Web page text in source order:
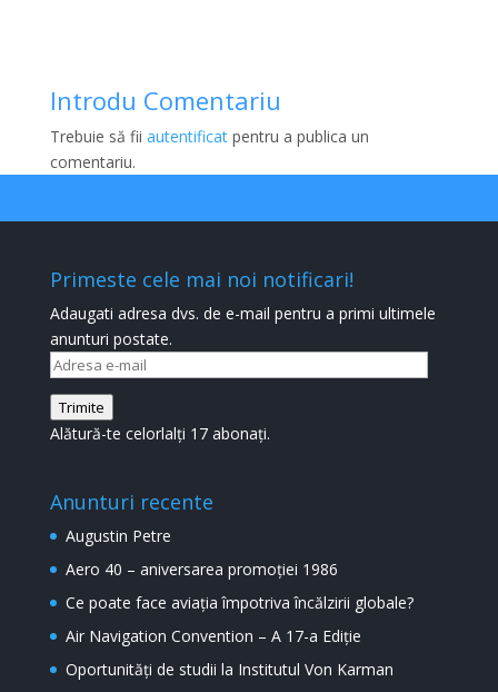
Introdu Comentariu
Trebuie să fii autentificatpentru a publica un
comentariu.
Primeste cele mai noi notificari!
Adaugati adresa dvs. de e-mail pentru a primi ultimele
anunturi postate.
Adresa
e-
mail
Trimite
Alătură-te celorlalți 17 abonați.
Anunturi recente
Augustin Petre
Aero 40 – aniversarea promoției 1986
Ce poate face aviația împotriva încălzirii globale?
Air Navigation Convention – A 17-a Ediție
Oportunități de studii la Institutul Von Karman